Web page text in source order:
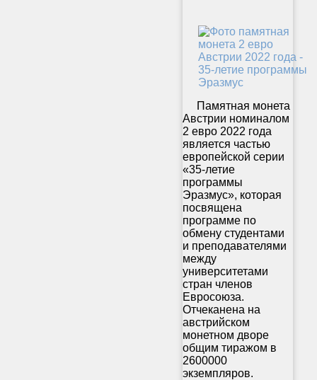
Памятная монета
Австрии номиналом
2 евро 2022 года
является частью
европейской серии
«35-летие
программы
Эразмус», которая
посвящена
программе по
обмену студентами
и преподавателями
между
университетами
стран членов
Евросоюза.
Отчеканена на
австрийском
монетном дворе
общим тиражом в
2600000
экземпляров.